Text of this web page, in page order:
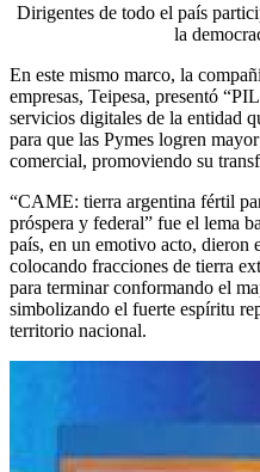
Dirigentes de todo el país
la
En este mismo marco, la
empresas, Teipesa, presentó
servicios digitales de la entidad
para que las Pymes logren
comercial, promoviendo su
“CAME: tierra argentina fértil
próspera y federal” fue el lema
país, en un emotivo acto, dieron
colocando fracciones de tierra
para terminar conformando el
simbolizando el fuerte espíritu
territorio nacional.